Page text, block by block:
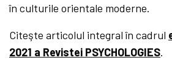
în culturile orientale moderne.
Citeşte articolul integral în cadrul
2021 a Revistei PSYCHOLOGIES.